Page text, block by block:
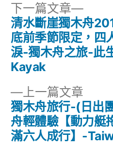
文
章
導
覽 上一篇文章
一
篇
文
獨木舟旅行-(日出
舟輕體驗【動力艇
滿六人成行】-
下一篇文章
下
一
篇
文
清水斷崖獨木舟
底前季節限定，四
淚-獨木舟之旅-此
Kayak